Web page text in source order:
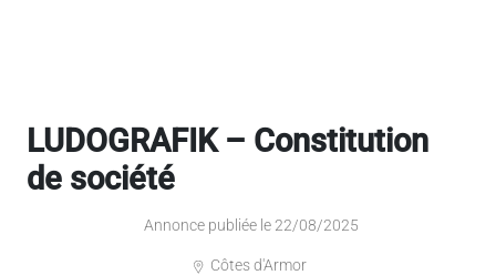
LUDOGRAFIK – Constitution
de société
Annonce publiée le 22/08/2025
Côtes d'Armor